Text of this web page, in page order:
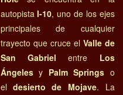
autopista I-10, uno de los ejes
principales de cualquier
trayecto que cruce el Valle de
San Gabriel entre Los
Ángelesy Palm Springso
el desierto de Mojave. La